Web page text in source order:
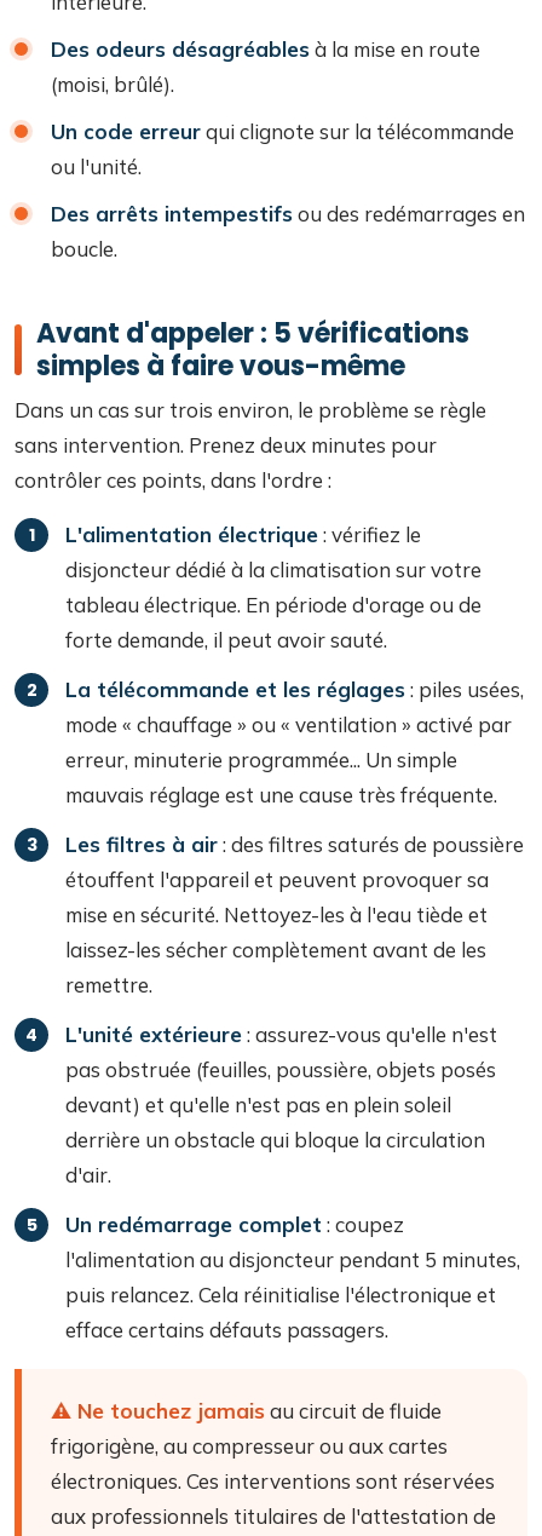
Des odeurs désagréables à la mise en route
(moisi, brûlé).
Un code erreurqui clignote sur la télécommande
ou l'unité.
Des arrêts intempestifs ou des redémarrages en
boucle.
Avant d'appeler : 5 vérifications
simples à faire vous-même
Dans un cas sur trois environ, le problème se règle
sans intervention. Prenez deux minutes pour
contrôler ces points, dans l'ordre :
L'alimentation électrique: vérifiez le
disjoncteur dédié à la climatisation sur votre
tableau électrique. En période d'orage ou de
forte demande, il peut avoir sauté.
La télécommande et les réglages : piles usées,
mode « chauffage » ou « ventilation » activé par
erreur, minuterie programmée... Un simple
mauvais réglage est une cause très fréquente.
Les filtres à air: des filtres saturés de poussière
étouffent l'appareil et peuvent provoquer sa
mise en sécurité. Nettoyez-les à l'eau tiède et
laissez-les sécher complètement avant de les
remettre.
L'unité extérieure: assurez-vous qu'elle n'est
pas obstruée (feuilles, poussière, objets posés
devant) et qu'elle n'est pas en plein soleil
derrière un obstacle qui bloque la circulation
d'air.
Un redémarrage complet : coupez
l'alimentation au disjoncteur pendant 5 minutes,
puis relancez. Cela réinitialise l'électronique et
efface certains défauts passagers.
⚠️ Ne touchez jamais au circuit de fluide
frigorigène, au compresseur ou aux cartes
électroniques. Ces interventions sont réservées
aux professionnels titulaires de l'attestation de